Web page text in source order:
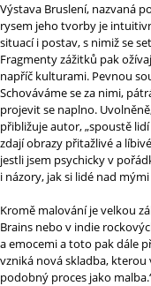
Výstava Bruslení, nazvaná
rysem jeho tvorby je
situací i postav, s nimiž se
Fragmenty zážitků pak
napříč kulturami. Pevnou
Schováváme se za nimi,
projevit se naplno.
přibližuje autor, „spoustě
zdají obrazy přitažlivé a
jestli jsem psychicky v
i názory, jak si lidé nad
Kromě malování je velkou
Brains nebo v indie
a emocemi a toto pak dále
vzniká nová skladba,
podobný proces jako